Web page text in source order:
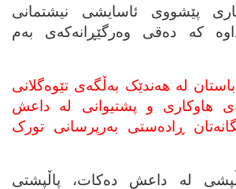
پێشووی ئاسایشی نیشتمانی
که‌ ده‌قی وه‌رگێڕانه‌که‌ی به‌م
باستان له‌ هه‌ندێک به‌ڵگه‌ی تێوه‌گلانی
هاوکاری و پشتیوانی له‌ داعش
ڕاده‌ستی به‌رپرسانی تورک
له‌ داعش ده‌کات، پاڵپشتی